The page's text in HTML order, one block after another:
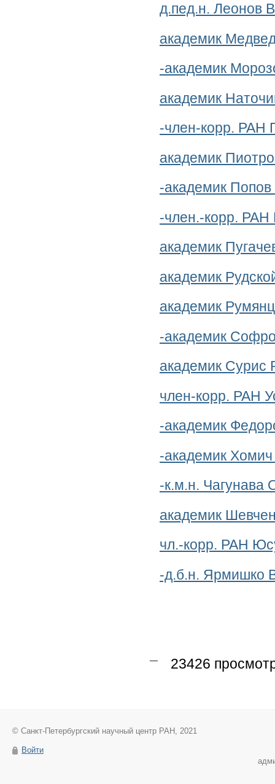
д.пед.н. Леонов
академик
-академик
академик
-член-корр. РАН
академик
-академик
-член.-корр.
академик
академик
академик
-академик
академик Сурис
член-корр. РАН
-академик
-академик
-к.м.н. Чагунава
академик
чл.-корр. РАН
-д.б.н. Ярмишко
23426
© Санкт-Петербургский научный центр РАН, 2021
Войти